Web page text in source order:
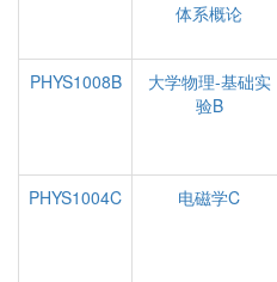
体系概论
PHYS1008B
大学物理-基础实
验B
PHYS1004C
电磁学C